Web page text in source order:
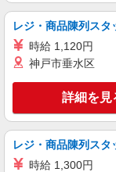
キープ
派遣社員
株式会社kotrio /●KT-
レジ・商品陳列スタ
時給 1,120円
神戸市垂水区
詳細を見
レジ・商品陳列スタ
時給 1,300円